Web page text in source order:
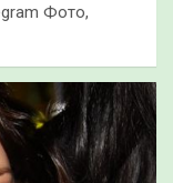
Фото,